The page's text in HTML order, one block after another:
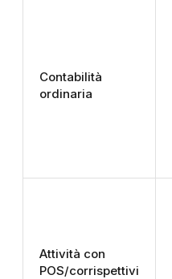
Contabilità
ordinaria
Attività con
POS/corrispettivi